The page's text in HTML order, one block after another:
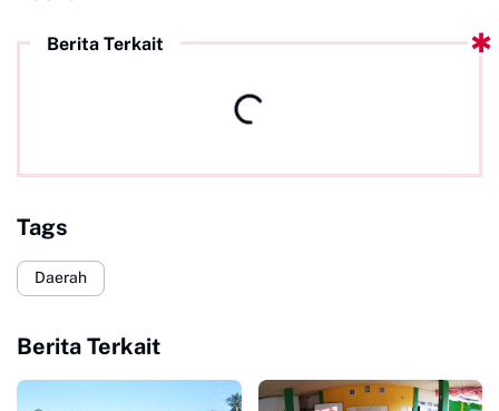
Berita Terkait
Tags
Daerah
Berita Terkait